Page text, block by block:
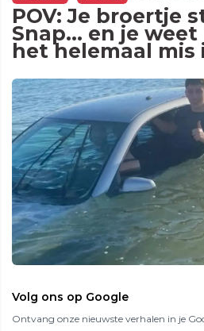
POV: Je broertje
Snap... en je
het helemaal mis
Volg ons op Google
Ontvang onze nieuwste verhalen in je